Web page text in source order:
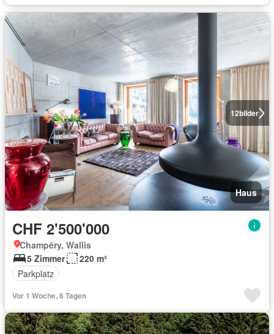
12bilder
Haus
CHF 2'500'000
Champéry, Wallis
5 Zimmer
220 m²
Parkplatz
Vor 1 Woche, 6 Tagen